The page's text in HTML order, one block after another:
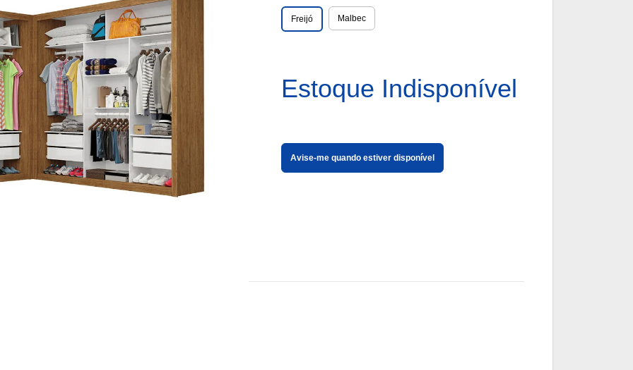
Freijó Malbec
Estoque Indisponível
Avise-me quando estiver disponível